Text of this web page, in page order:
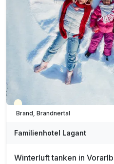
inkl. leichter Mittags-Snack +
inkl. Blechkuchen & Eis,
inkl. Obst & Säfte während
inkl. Mineral & Saftbar
Kinderpreise inkl. Halbpension
Saisonal verfügbar
Brand, Brandnertal
Familienhotel Lagant
Winterluft tanken in